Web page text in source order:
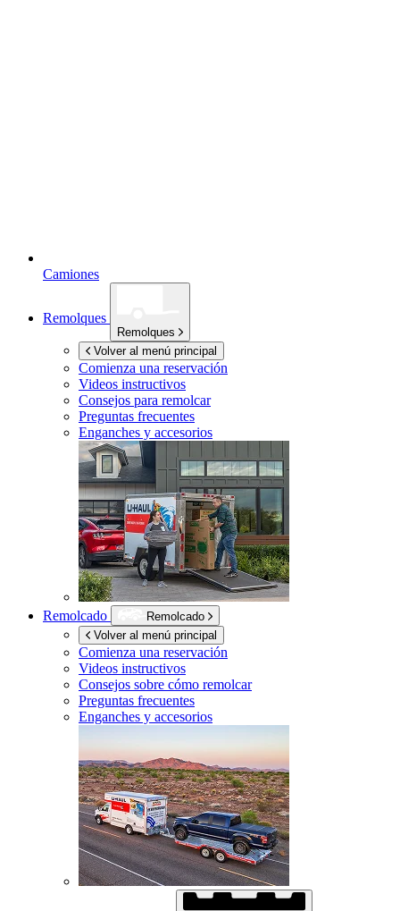
Camiones
Remolques
Remolques
Volver al menú principal
Comienza una reservación
Videos instructivos
Consejos para remolcar
Preguntas frecuentes
Enganches y accesorios
Remolcado
Remolcado
Volver al menú principal
Comienza una reservación
Videos instructivos
Consejos sobre cómo remolcar
Preguntas frecuentes
Enganches y accesorios